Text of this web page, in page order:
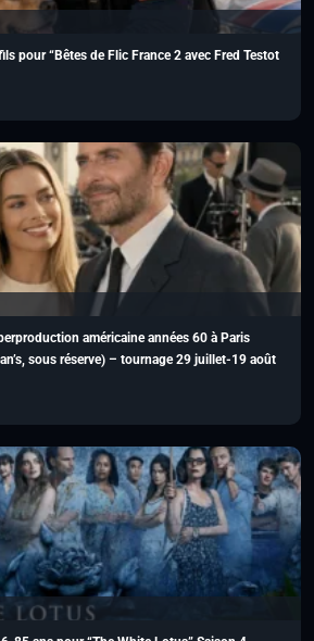
pour “Bêtes de Flic France 2 avec Fred Testot
américaine années 60 à Paris
sous réserve) – tournage 29 juillet-19 août